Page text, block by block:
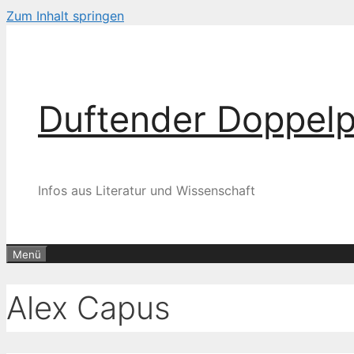
Zum Inhalt springen
Duftender
Infos aus Literatur und Wissenschaft
Menü
Alex Capus